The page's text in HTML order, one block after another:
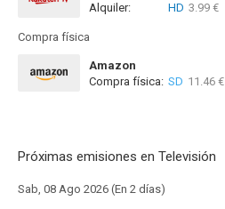
Alquiler:
HD 3.99 €
Compra física
Amazon
Compra física: SD 11.46 €
Próximas emisiones en Televisión
Sab, 08 Ago 2026 (En 2 días)